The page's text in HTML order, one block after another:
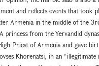
and reflects events that took
Armenia in the middle of the
princess from the Yervandid
Priest of Armenia and gave
Khorenatsi, in an “illegitimate